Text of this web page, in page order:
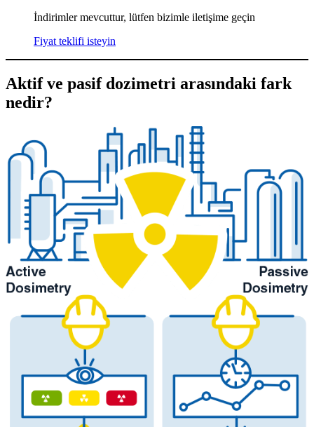
İndirimler mevcuttur, lütfen bizimle iletişime geçin
Fiyat teklifi isteyin
Aktif ve pasif dozimetri arasındaki fark
nedir?